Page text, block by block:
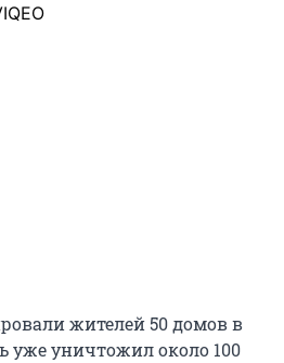
жителей 50 домов в
уже уничтожил около 100